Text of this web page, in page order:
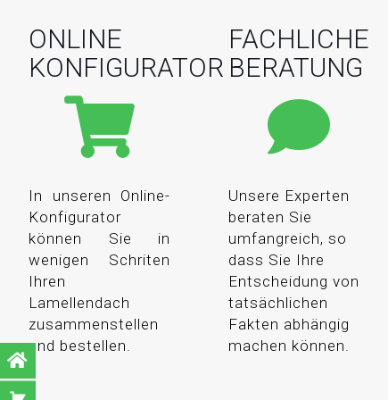
ONLINE
KONFIGURATOR
In unseren Online-
Konfigurator
können Sie in
wenigen Schriten
Ihren
Lamellendach
zusammenstellen
und bestellen.
FACHLICHE
BERATUNG
Unsere Experten
beraten Sie
umfangreich, so
dass Sie Ihre
Entscheidung von
tatsächlichen
Fakten abhängig
machen können.